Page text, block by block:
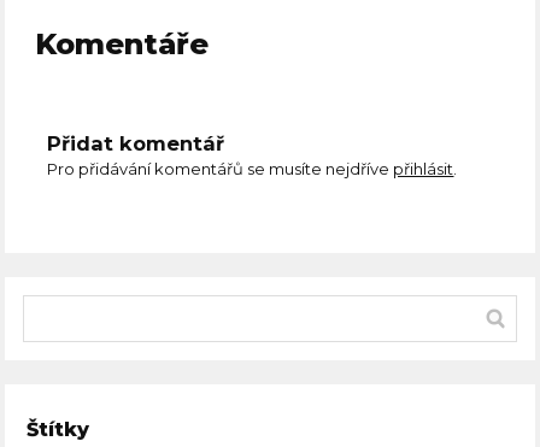
Komentáře
Přidat komentář
Pro přidávání komentářů se musíte nejdříve přihlásit
Štítky